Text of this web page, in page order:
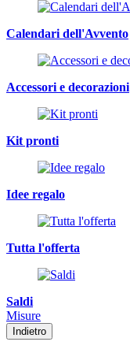
Calendari dell'Avvento
Accessori e decorazioni
Kit pronti
Idee regalo
Tutta l'offerta
Saldi
Misure
Indietro